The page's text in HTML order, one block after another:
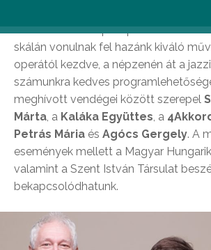
A szabadtéri színpadi produkciókban
skálán vonulnak fel hazánk kiváló
operától kezdve, a népzenén át a
számunkra kedves
meghívott vendégei között szerepel
Márta, a Kaláka Együttes, a
Petrás Mária és Agócs Gergely. A
események mellett a Magyar
valamint a Szent István Társulat
bekapcsolódhatunk.